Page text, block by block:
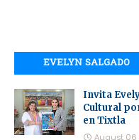
EVELYN SALGADO
Invita
Cultural
en Tixtla
August